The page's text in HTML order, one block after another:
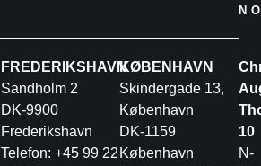
FREDERIKSHAVN
Sandholm 2
DK-9900
Frederikshavn
Telefon: +45 99 22
KØBENHAVN
Skindergade 13,
København
DK-1159
København
10
N-